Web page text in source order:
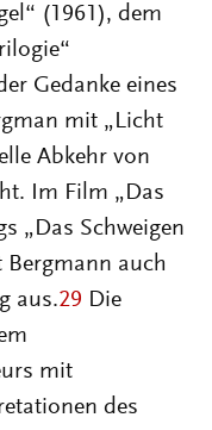
(1961), dem
Gedanke eines
mit „Licht
Abkehr von
Im Film „Das
„Das Schweigen
auch
aus.29 Die
mit
des